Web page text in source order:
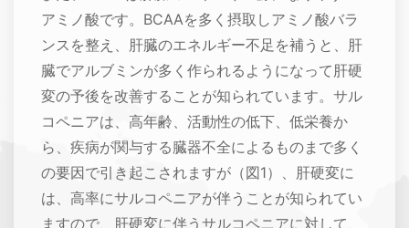
アミノ酸です。BCAAを多く摂取しアミノ酸バラ
ンスを整え、肝臓のエネルギー不足を補うと、肝
臓でアルブミンが多く作られるようになって肝硬
変の予後を改善することが知られています。サル
コペニアは、高年齢、活動性の低下、低栄養か
ら、疾病が関与する臓器不全によるものまで多く
の要因で引き起こされますが（図1）、肝硬変に
は、高率にサルコペニアが伴うことが知られてい
ますので、肝硬変に伴うサルコペニアに対して、